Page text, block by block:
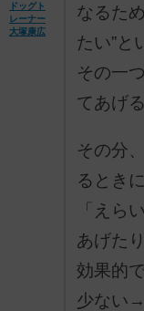
ドッグト
レーナー
大塚康広
なるた
たい”と
その一
てあげ
その分
るとき
「えら
あげた
効果的
少ない